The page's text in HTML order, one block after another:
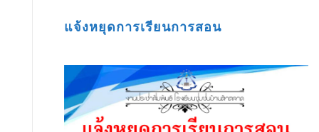
แจ้งหยุดการเรียนการสอน